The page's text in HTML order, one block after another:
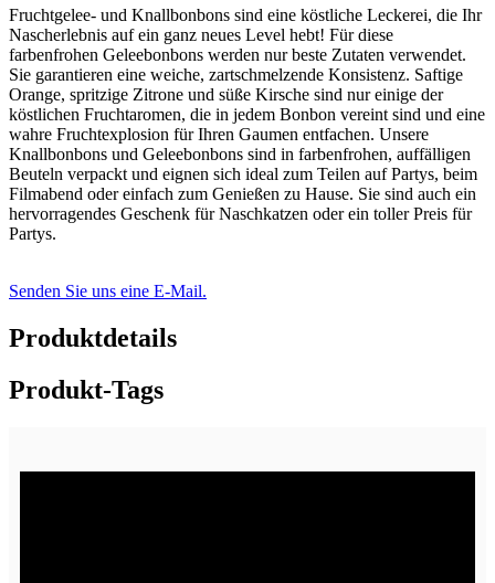
Fruchtgelee- und Knallbonbons sind eine köstliche Leckerei, die Ihr
Nascherlebnis auf ein ganz neues Level hebt! Für diese
farbenfrohen Geleebonbons werden nur beste Zutaten verwendet.
Sie garantieren eine weiche, zartschmelzende Konsistenz. Saftige
Orange, spritzige Zitrone und süße Kirsche sind nur einige der
köstlichen Fruchtaromen, die in jedem Bonbon vereint sind und eine
wahre Fruchtexplosion für Ihren Gaumen entfachen. Unsere
Knallbonbons und Geleebonbons sind in farbenfrohen, auffälligen
Beuteln verpackt und eignen sich ideal zum Teilen auf Partys, beim
Filmabend oder einfach zum Genießen zu Hause. Sie sind auch ein
hervorragendes Geschenk für Naschkatzen oder ein toller Preis für
Partys.
Senden Sie uns eine E-Mail.
Produktdetails
Produkt-Tags